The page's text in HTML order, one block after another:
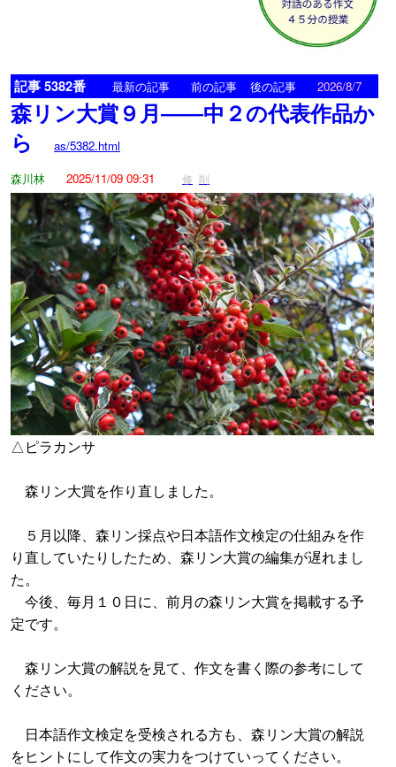
記事 5382番 最新の記事 前の記事 後の記事 2026/8/7
森リン大賞９月――中２の代表作品か
ら
as/5382.html
森川林
2025/11/09 09:31 修 削
△ピラカンサ
森リン大賞を作り直しました。
５月以降、森リン採点や日本語作文検定の仕組みを作
り直していたりしたため、森リン大賞の編集が遅れまし
た。
今後、毎月１０日に、前月の森リン大賞を掲載する予
定です。
森リン大賞の解説を見て、作文を書く際の参考にして
ください。
日本語作文検定を受検される方も、森リン大賞の解説
をヒントにして作文の実力をつけていってください。